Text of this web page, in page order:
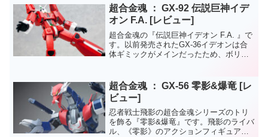
ての再販が最近決まったガンバスターも
ブログに載せないまま放置した...
超合金魂 ： GX-92 伝説巨神イデ
オン F.A. [レビュー]
超合金魂の『伝説巨神イデオン F.A. 』で
す。以前発売されたGX-36イデオンは合
体ギミックがメインだったため、ボリュ
今回は合体変形ギミックを廃したフルア
クション仕様...
超合金魂 ： GX-56 零影&爆竜 [レ
ビュー]
忍者戦士飛影の超合金魂シリーズのトリ
を飾る『零影&爆竜』です。飛影のライバ
ル、《零影》のアクションフィギュア